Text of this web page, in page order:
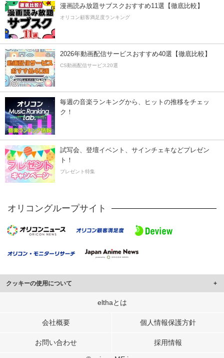
漫画読み放題サブスクおすすめ11選【徹底比較】
オリコン顧客満足度ランキング
2026年動画配信サービスおすすめ40選【徹底比較】
CS動画配信サービス20選
毎週の音楽ランキングから、ヒットの推移をチェッ
ク！
試写会、登壇イベント、サインチェキなどプレゼン
ト！
プレゼント特集
オリコングループサイト
クッキーの使用について
このサイトでは Cookie を使用して、ユーザーに合わせたコンテンツや広告の
行っています。
メディアや広告配信、データ解析の各パートナーに提供しています。
elthaとは
会社概要 個人情報保護方針
お問い合わせ 採用情報